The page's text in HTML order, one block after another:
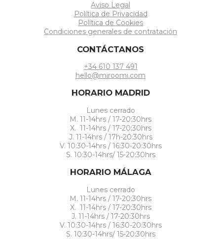
Aviso Legal
Política de Privacidad
Política de Cookies
Condiciones generales de contratación
CONTÁCTANOS
+34 610 137 491
hello@miroomi.com
HORARIO MADRID
Lunes cerrado
M. 11-14hrs / 17-20:30hrs
X. 11-14hrs / 17-20:30hrs
J. 11-14hrs / 17h-20:30hrs
V. 10:30-14hrs / 16:30-20:30hrs
S. 10:30-14hrs/ 15-20:30hrs
HORARIO MÁLAGA
Lunes cerrado
M. 11-14hrs / 17-20:30hrs
X. 11-14hrs / 17-20:30hrs
J. 11-14hrs / 17-20:30hrs
V. 10:30-14hrs / 16:30-20:30hrs
S. 10:30-14hrs/ 15-20:30hrs